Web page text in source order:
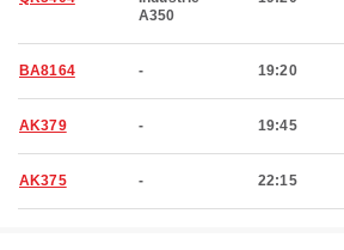
A350
BA8164 - 19:20
AK379 - 19:45
AK375 - 22:15